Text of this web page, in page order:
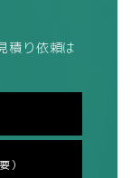
積り依頼は
）